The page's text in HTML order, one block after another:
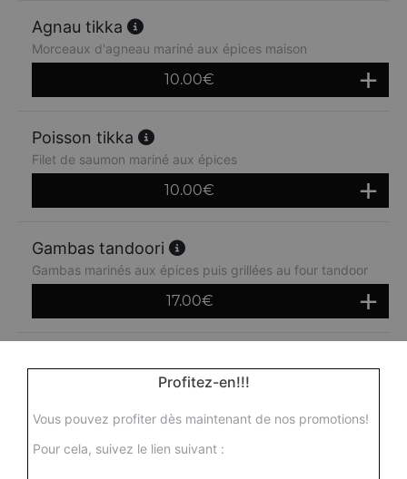
Agnau tikka
Morceaux d'agneau mariné aux épices maison
10.00€
Poisson tikka
Filet de saumon mariné aux épices
10.00€
Gambas tandoori
Gambas marinés aux épices puis grillées au four tandoor
17.00€
Assortiment de morceaux d'agneau, poulet, poisson,
Profitez-en!!!
Vous pouvez profiter dès maintenant de nos promotions!
Pour cela, suivez le lien suivant :